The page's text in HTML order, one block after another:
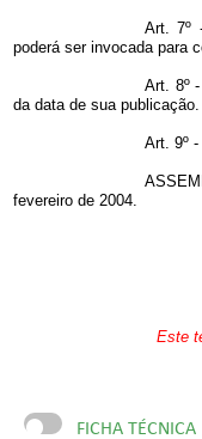
Art. 7º
poderá ser invocada para
Art. 8º
da data de sua publicação.
Art. 9º
fevereiro de 2004.
Este
FICHA TÉCNICA